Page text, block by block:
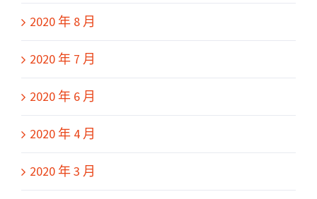
2020 年 8 月
2020 年 7 月
2020 年 6 月
2020 年 4 月
2020 年 3 月